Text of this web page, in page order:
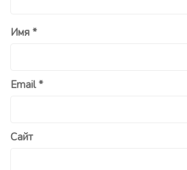
Имя *
Email*
Сайт